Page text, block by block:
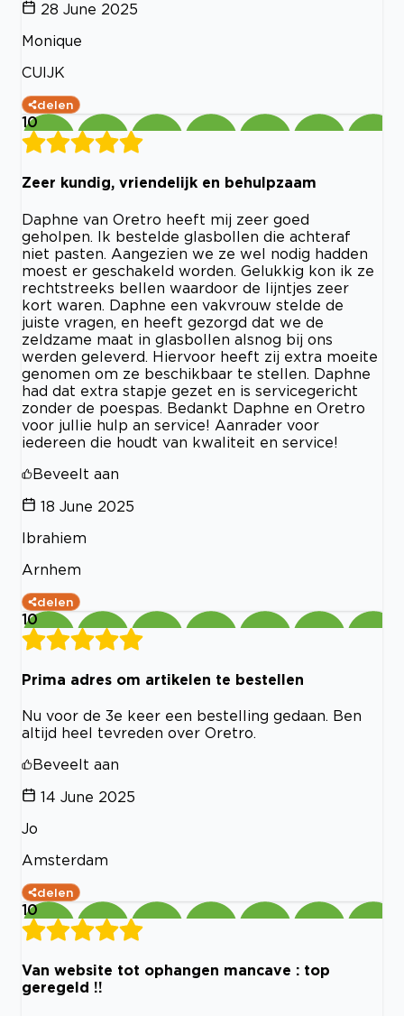
28 June 2025
Monique
CUIJK
delen
10
Zeer kundig, vriendelijk en behulpzaam
Daphne van Oretro heeft mij zeer goed
geholpen. Ik bestelde glasbollen die achteraf
niet pasten. Aangezien we ze wel nodig hadden
moest er geschakeld worden. Gelukkig kon ik ze
rechtstreeks bellen waardoor de lijntjes zeer
kort waren. Daphne een vakvrouw stelde de
juiste vragen, en heeft gezorgd dat we de
zeldzame maat in glasbollen alsnog bij ons
werden geleverd. Hiervoor heeft zij extra moeite
genomen om ze beschikbaar te stellen. Daphne
had dat extra stapje gezet en is servicegericht
zonder de poespas. Bedankt Daphne en Oretro
voor jullie hulp an service! Aanrader voor
iedereen die houdt van kwaliteit en service!
Beveelt aan
18 June 2025
Ibrahiem
Arnhem
delen
10
Prima adres om artikelen te bestellen
Nu voor de 3e keer een bestelling gedaan. Ben
altijd heel tevreden over Oretro.
Beveelt aan
14 June 2025
Jo
Amsterdam
delen
10
Van website tot ophangen mancave : top
geregeld !!